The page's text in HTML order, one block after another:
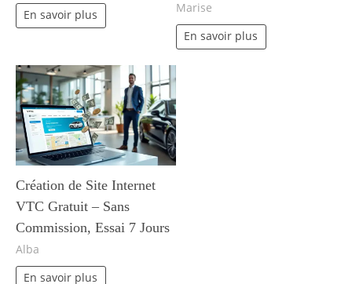
En savoir plus
Marise
En savoir plus
Création de Site Internet
VTC Gratuit – Sans
Commission, Essai 7 Jours
Alba
En savoir plus